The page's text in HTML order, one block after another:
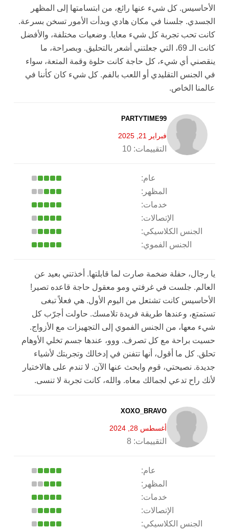
الأحاسيس. كل شيء عنها رائع، من ابتسامتها إلى المظهر
الجسدي. جلسنا في مكان هادي وبدأت الأمور تسخن بسرعة.
كانت تحب تجربة كل شيء معايا. وضعيات مختلفة، والأفضل
كانت الـ 69، التي جعلتني أشعر بالتحليق. وبصراحة، ما
ينقصني أي شيء، كل حاجة كانت حلوة وقمة المتعة، سواء
في الجنس التقليدي أو اللعب بالفم. كل شيء كان كأننا في
عالمنا الخاص.
PARTYTIME99
فبراير 21, 2025
التقييمات: 10
عام:
المظهر:
خدمات:
الإتصالات:
الجنس الكلاسيكي:
الجنس الفموي:
يا رجال، حفلة ضخمة صارت لما قابلتها. أخذتني بعيد عن
العالم. جلست في غرفتي ومو معقول حاجة قاعده تصير!
الأحاسيس كانت تشتعل من اليوم الأول. هي فعلاً تبغى
تستمتع، وعندها طريقة فريدة تلامسك. حاولت أجرّب كل
شيء معها، من الجنس الفموي إلى التجهيزات مع الأزواج.
حسيت براحة مع كل تصرف. ووو، عندها جسم تخلي الأوهام
تحلق. كل ما أقول، أنها تتفنن في إدخالك وتجربتك لأشياء
جديدة. نصيحتي، قوم وابحث عنها الآن. لا تندم على هالاختيار
لأنك راح تدعي لجمالك معاه. والله، كانت تجربة لا تنسى.
XOXO_BRAVO
أغسطس 28, 2024
التقييمات: 8
عام:
المظهر:
خدمات:
الإتصالات:
الجنس الكلاسيكي: